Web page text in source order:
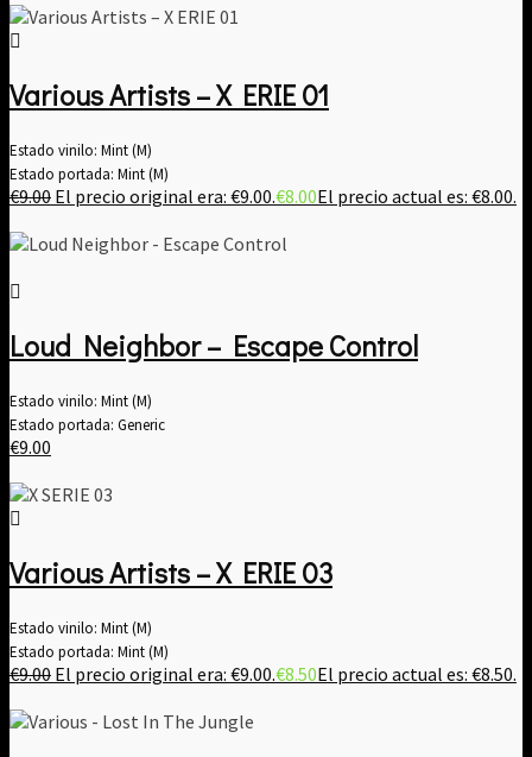
Various Artists ‎– X ERIE 01
Estado vinilo: Mint (M)
Estado portada: Mint (M)
€9.00 El precio original era: €9.00.€8.00El precio actual es: €8.00.
Loud Neighbor – Escape Control
Estado vinilo: Mint (M)
Estado portada: Generic
€9.00
Various Artists ‎– X ERIE 03
Estado vinilo: Mint (M)
Estado portada: Mint (M)
€9.00 El precio original era: €9.00.€8.50El precio actual es: €8.50.